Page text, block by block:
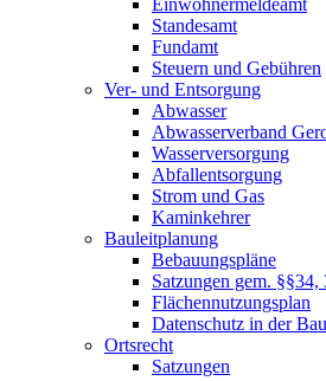
Einwohnermeldeamt
Standesamt
Fundamt
Steuern und Gebühren
Ver- und Entsorgung
Abwasser
Abwasserverband
Wasserversorgung
Abfallentsorgung
Strom und Gas
Kaminkehrer
Bauleitplanung
Bebauungspläne
Satzungen gem.
Flächennutzungsplan
Datenschutz in der
Ortsrecht
Satzungen